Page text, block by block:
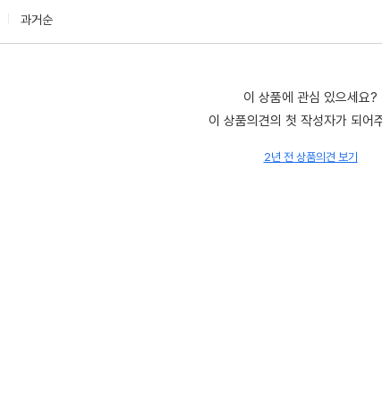
과거순
이 상품에 관심 있으세요?
이 상품의견의 첫 작성자가 되어
2년 전 상품의견 보기